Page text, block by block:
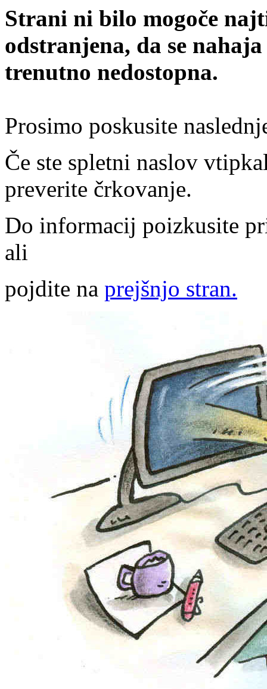
Strani ni bilo mogoče
odstranjena, da se
trenutno nedostopna.
Prosimo poskusite
Če ste spletni naslov
preverite črkovanje.
Do informacij poizkusite
ali
pojdite na prejšnjo stran.